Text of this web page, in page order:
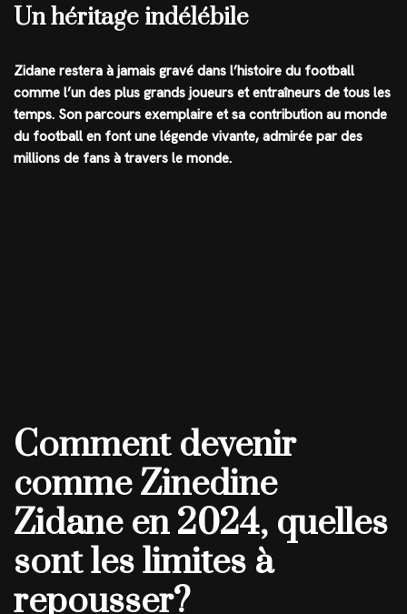
Un héritage indélébile
Zidane restera à jamais gravé dans l’histoire du football
comme l’un des plus grands joueurs et entraîneurs de tous les
temps. Son parcours exemplaire et sa contribution au monde
du football en font une légende vivante, admirée par des
millions de fans à travers le monde.
Comment devenir
comme Zinedine
Zidane en 2024, quelles
sont les limites à
repousser?